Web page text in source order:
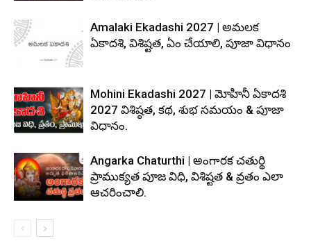
Amalaki Ekadashi 2027 | అమలక
ఏకాదశి, విశిష్టత, ఏం చేయాలి, పూజా విధానం
Mohini Ekadashi 2027 | మోహినీ ఏకాదశి
2027 విశిష్ఠత, కథ, శుభ సమయం & పూజా
విధానం.
Angarka Chaturthi | అంగారక చతుర్థి
ప్రాముక్యత పూజ విధి, విశిష్టత & వ్రతం ఎలా
ఆచరించాలి.